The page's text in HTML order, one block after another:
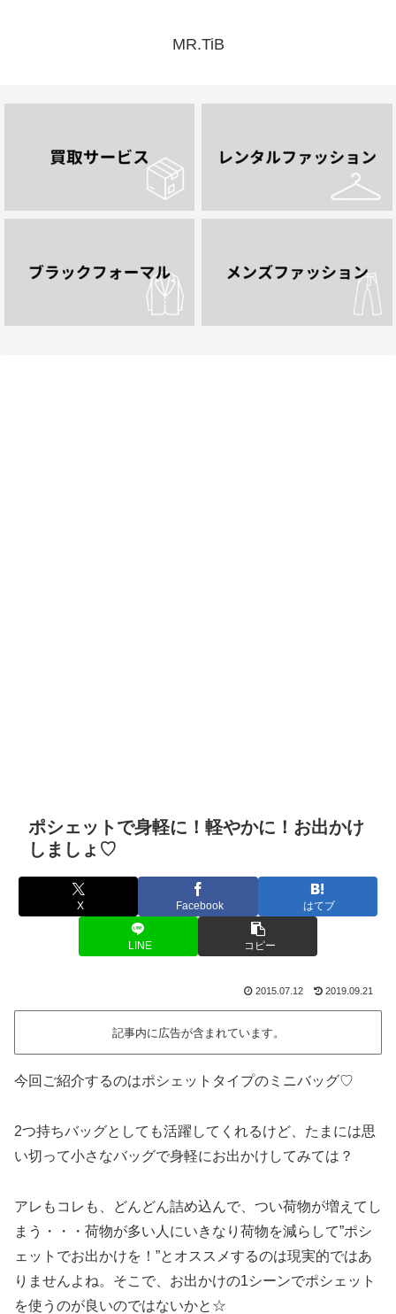
MR.TiB
ポシェットで身軽に！軽やかに！お出かけ
しましょ♡
X Facebook はてブ
LINE コピー
2015.07.12 2019.09.21
記事内に広告が含まれています。
今回ご紹介するのはポシェットタイプのミニバッグ♡
2つ持ちバッグとしても活躍してくれるけど、たまには思
い切って小さなバッグで身軽にお出かけしてみては？
アレもコレも、どんどん詰め込んで、つい荷物が増えてし
まう・・・荷物が多い人にいきなり荷物を減らして”ポシ
ェットでお出かけを！”とオススメするのは現実的ではあ
りませんよね。そこで、お出かけの1シーンでポシェット
を使うのが良いのではないかと☆